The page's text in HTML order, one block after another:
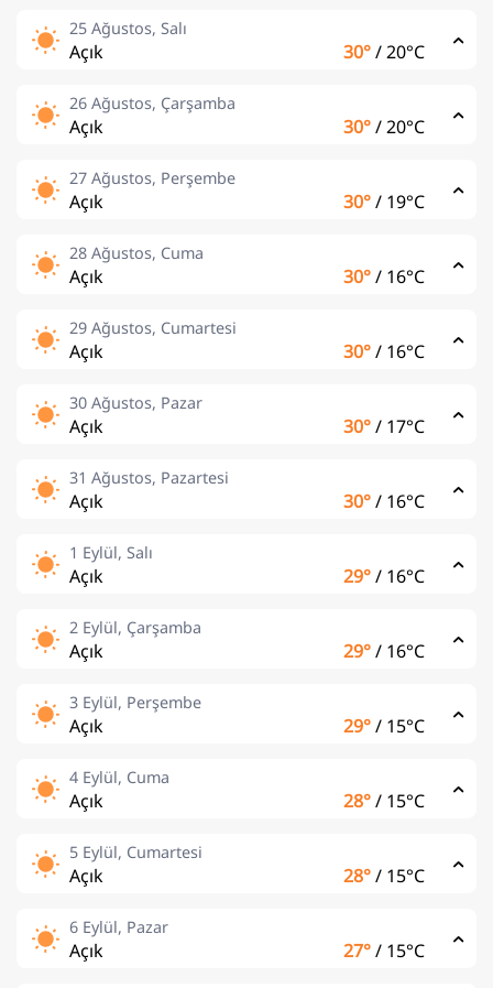
25 Ağustos, Salı
Açık 30°/20°C
26 Ağustos, Çarşamba
Açık 30°/20°C
27 Ağustos, Perşembe
Açık 30°/ 19°C
28 Ağustos, Cuma
Açık 30°/ 16°C
29 Ağustos, Cumartesi
Açık 30°/ 16°C
30 Ağustos, Pazar
Açık 30°/ 17°C
31 Ağustos, Pazartesi
Açık 30°/ 16°C
1 Eylül, Salı
Açık 29°/ 16°C
2 Eylül, Çarşamba
Açık 29°/ 16°C
3 Eylül, Perşembe
Açık 29°/ 15°C
4 Eylül, Cuma
Açık 28°/ 15°C
5 Eylül, Cumartesi
Açık 28°/ 15°C
6 Eylül, Pazar
Açık 27°/ 15°C